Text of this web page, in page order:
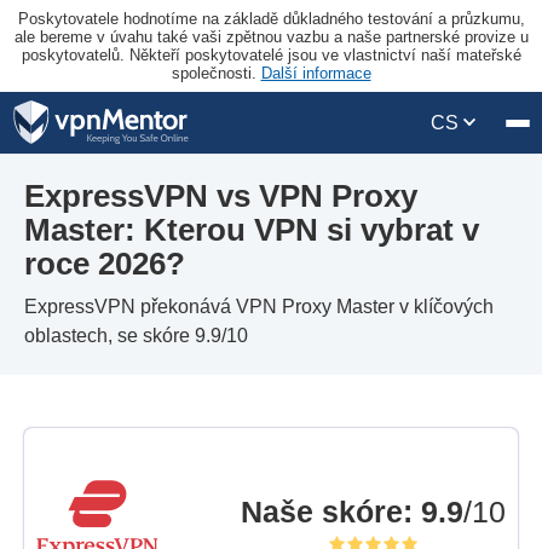
Poskytovatele hodnotíme na základě důkladného testování a průzkumu,
ale bereme v úvahu také vaši zpětnou vazbu a naše partnerské provize u
poskytovatelů. Někteří poskytovatelé jsou ve vlastnictví naší mateřské
společnosti. Další informace
CS
ExpressVPN vs VPN Proxy
Master: Kterou VPN si vybrat v
roce 2026?
ExpressVPN překonává VPN Proxy Master v klíčových
oblastech, se skóre 9.9/10
Naše skóre: 9.9/10